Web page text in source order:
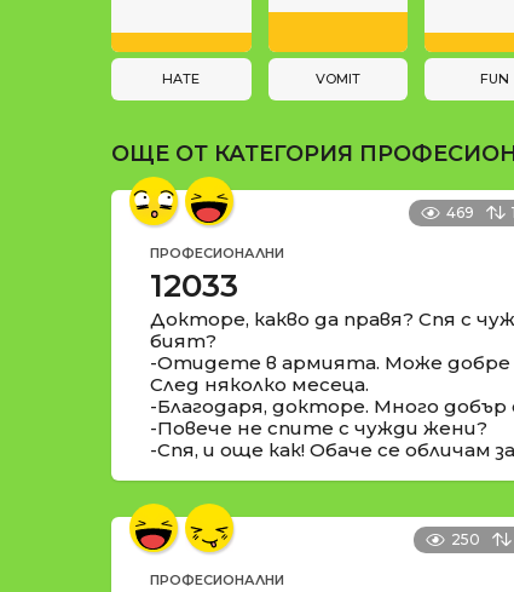
t
i
n
HATE VOMIT FUN
ОЩЕ ОТ КАТЕГОРИЯ
469
ПРОФЕСИОНАЛНИ
12033
Докторе, какво да правя? Спя с
бият?
-Отидете в армията. Може добре
След няколко месеца.
-Благодаря, докторе. Много
-Повече не спите с чужди жени?
-Спя, и още как! Обаче се обличам
250
ПРОФЕСИОНАЛНИ